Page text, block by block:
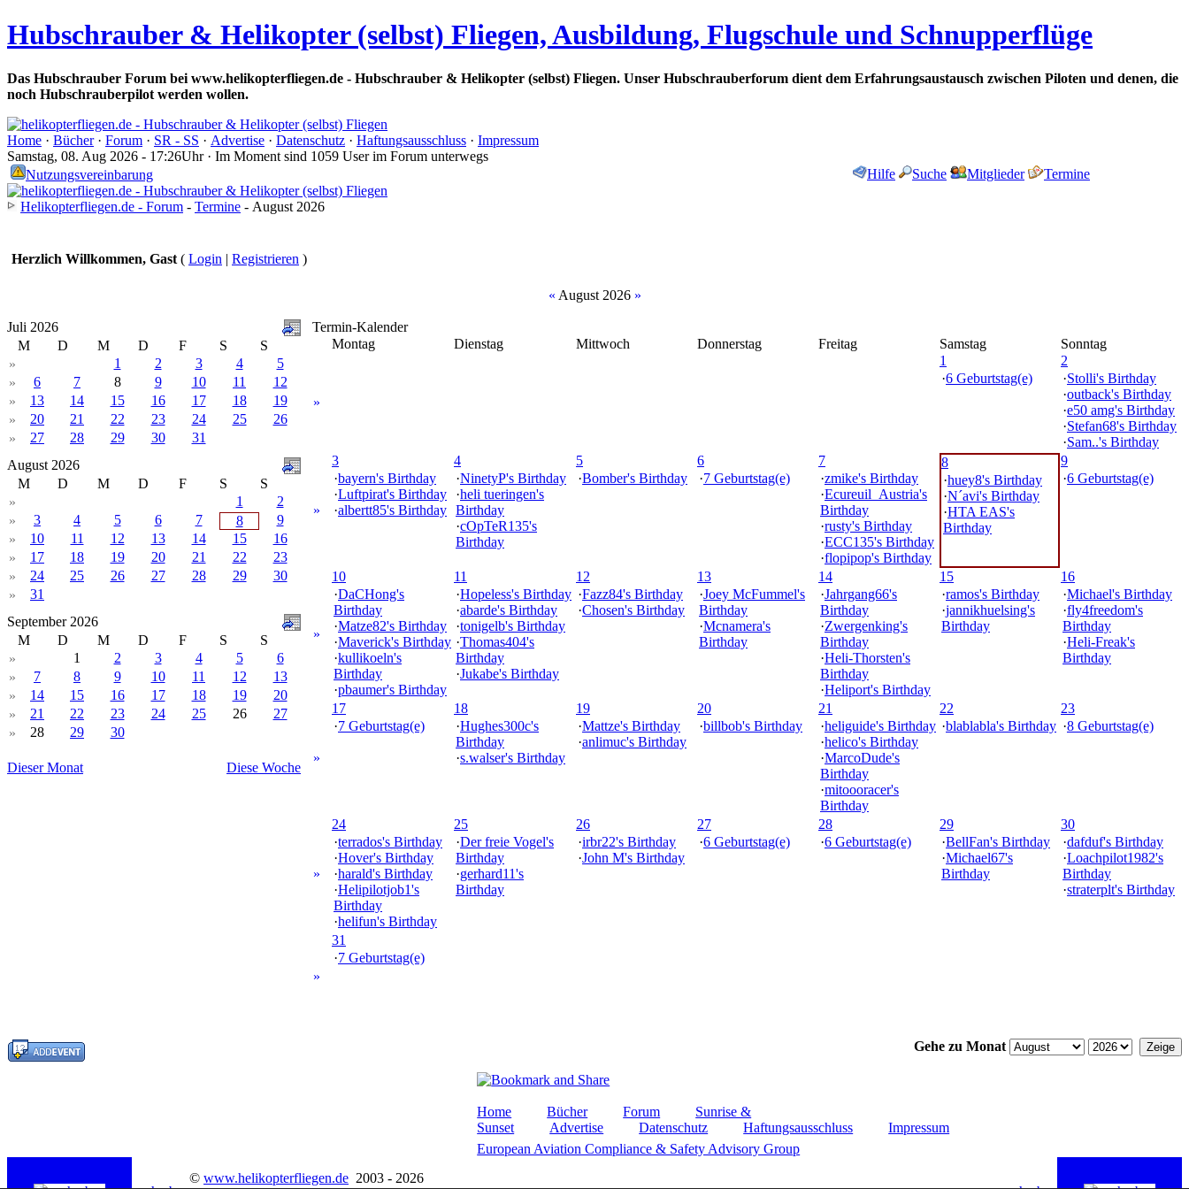
Hubschrauber & Helikopter (selbst) Fliegen, Ausbildung, Flugschule und Schnupperflüge
Das Hubschrauber Forum bei www.helikopterfliegen.de - Hubschrauber & Helikopter (selbst) Fliegen. Unser Hubschrauberforum dient dem Erfahrungsaustausch zwischen Piloten und denen, die
noch Hubschrauberpilot werden wollen.
Home · Bücher· Forum · SR - SS · Advertise · Datenschutz · Haftungsausschluss · Impressum
Samstag, 08. Aug 2026 - 17:26Uhr · Im Moment sind 1059 User im Forum unterwegs
Nutzungsvereinbarung
Hilfe Suche Mitglieder Termine
Helikopterfliegen.de - Forum - Termine - August 2026
Herzlich Willkommen, Gast ( Login | Registrieren )
« August 2026 »
Juli 2026
M
D M D F S
S
»
1 2 3 4
5
»
6 7 8 9 10 11
12
»
13 14 15 16 17 18
19
»
20 21 22 23 24 25
26
»
27 28 29 30
31
August 2026
M
D M D F S
S
»
1
2
»
3 4 5 6 7 8
9
»
10 11 12 13 14 15
16
»
17 18 19 20 21 22
23
»
24 25 26 27 28 29
30
»
31
September 2026
M
D M D F S
S
»
1 2 3 4 5
6
»
7 8 9 10 11 12
13
»
14 15 16 17 18 19
20
»
21 22 23 24 25 26
27
»
28 29 30
Dieser Monat Diese Woche
Termin-Kalender
Montag
Dienstag Mittwoch Donnerstag Freitag Samstag Sonntag
»
1
·6 Geburtstag(e)
2
·Stolli's Birthday
·outback's Birthday
·e50 amg's Birthday
·Stefan68's Birthday
·Sam..'s Birthday
»
3
·bayern's Birthday
·Luftpirat's Birthday
·albertt85's Birthday
4
·NinetyP's Birthday
·heli tueringen's
Birthday
·cOpTeR135's
Birthday
5
·Bomber's Birthday
6
·7 Geburtstag(e)
7
·zmike's Birthday
·Ecureuil_Austria's
Birthday
·rusty's Birthday
·ECC135's Birthday
·flopipop's Birthday
8
·huey8's Birthday
·N´avi's Birthday
·HTA EAS's
Birthday
9
·6 Geburtstag(e)
»
10
·DaCHong's
Birthday
·Matze82's Birthday
·Maverick's Birthday
·kullikoeln's
Birthday
·pbaumer's Birthday
11
·Hopeless's Birthday
·abarde's Birthday
·tonigelb's Birthday
·Thomas404's
Birthday
·Jukabe's Birthday
12
·Fazz84's Birthday
·Chosen's Birthday
13
·Joey McFummel's
Birthday
·Mcnamera's
Birthday
14
·Jahrgang66's
Birthday
·Zwergenking's
Birthday
·Heli-Thorsten's
Birthday
·Heliport's Birthday
15
·ramos's Birthday
·jannikhuelsing's
Birthday
16
·Michael's Birthday
·fly4freedom's
Birthday
·Heli-Freak's
Birthday
»
17
·7 Geburtstag(e)
18
·Hughes300c's
Birthday
·s.walser's Birthday
19
·Mattze's Birthday
·anlimuc's Birthday
20
·billbob's Birthday
21
·heliguide's Birthday
·helico's Birthday
·MarcoDude's
Birthday
·mitoooracer's
Birthday
22
·blablabla's Birthday
23
·8 Geburtstag(e)
»
24
·terrados's Birthday
·Hover's Birthday
·harald's Birthday
·Helipilotjob1's
Birthday
·helifun's Birthday
25
·Der freie Vogel's
Birthday
·gerhard11's
Birthday
26
·irbr22's Birthday
·John M's Birthday
27
·6 Geburtstag(e)
28
·6 Geburtstag(e)
29
·BellFan's Birthday
·Michael67's
Birthday
30
·dafduf's Birthday
·Loachpilot1982's
Birthday
·straterplt's Birthday
»
31
·7 Geburtstag(e)
Gehe zu Monat
Home Bücher Forum
Sunrise &
Sunset
Advertise Datenschutz Haftungsausschluss
Impressum
European Aviation Compliance & Safety Advisory Group
© www.helikopterfliegen.de 2003 - 2026